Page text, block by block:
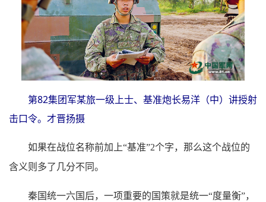
第82集团军某旅一级上士、基准炮长易洋（中）讲授射
击口令。才晋扬摄
如果在战位名称前加上“基准”2个字，那么这个战位的
含义则多了几分不同。
秦国统一六国后，一项重要的国策就是统一“度量衡”，